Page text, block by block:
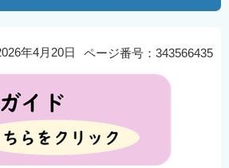
ページ番号：343566435
年4月20日